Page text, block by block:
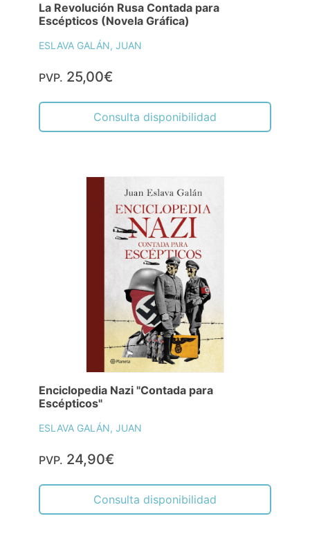
La Revolución Rusa Contada para
Escépticos (Novela Gráfica)
ESLAVA GALÁN, JUAN
PVP. 25,00€
Consulta disponibilidad
Enciclopedia Nazi "Contada para
Escépticos"
ESLAVA GALÁN, JUAN
PVP. 24,90€
Consulta disponibilidad